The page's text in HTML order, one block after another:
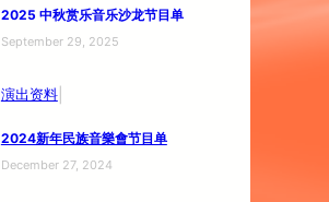
2025 中秋赏乐音乐沙龙节目单
September 29, 2025
演出资料|
2024新年民族音樂會节目单
December 27, 2024